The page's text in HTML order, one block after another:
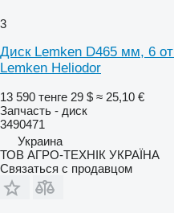
3
Диск Lemken D465 мм, 6
Lemken Heliodor
13 590 тенге 29 $ ≈ 25,10 €
Запчасть - диск
3490471
Украина
ТОВ АГРО-ТЕХНІК УКРАЇНА
Связаться с продавцом